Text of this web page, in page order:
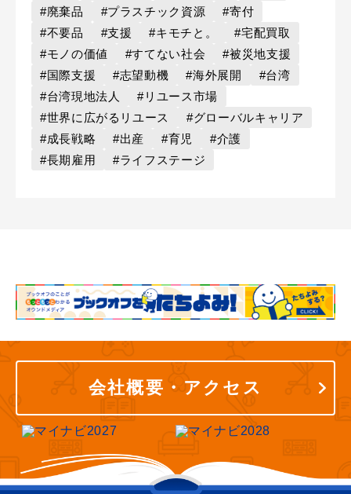
#廃棄品
#プラスチック資源
#寄付
#不要品
#支援 #キモチと。
#宅配買取
#モノの価値
#すてない社会
#被災地支援
#国際支援
#志望動機 #海外展開
#台湾
#台湾現地法人
#リユース市場
#世界に広がるリユース
#グローバルキャリア
#成長戦略
#出産 #育児
#介護
#長期雇用
#ライフステージ
会社概要・アクセス